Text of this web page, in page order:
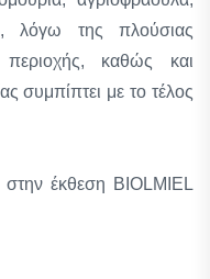
λόγω της πλούσιας
περιοχής, καθώς και
συμπίπτει με το τέλος
έκθεση BIOLMIEL